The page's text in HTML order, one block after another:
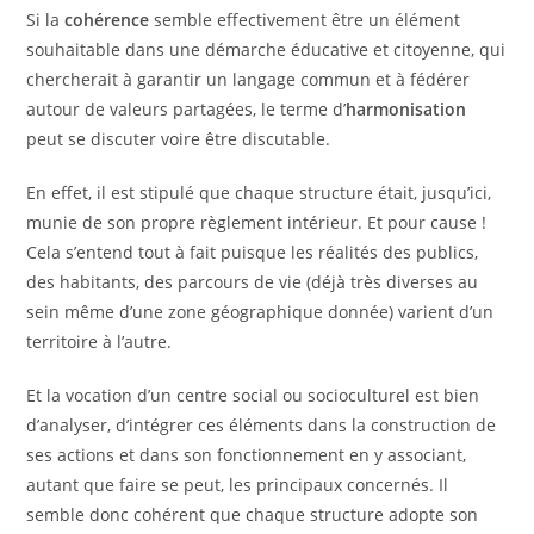
Si lacohérence semble effectivement être un élément
souhaitable dans une démarche éducative et citoyenne, qui
chercherait à garantir un langage commun et à fédérer
autour de valeurs partagées, le terme d’harmonisation
peut se discuter voire être discutable.
En effet, il est stipulé que chaque structure était, jusqu’ici,
munie de son propre règlement intérieur. Et pour cause !
Cela s’entend tout à fait puisque les réalités des publics,
des habitants, des parcours de vie (déjà très diverses au
sein même d’une zone géographique donnée) varient d’un
territoire à l’autre.
Et la vocation d’un centre social ou socioculturel est bien
d’analyser, d’intégrer ces éléments dans la construction de
ses actions et dans son fonctionnement en y associant,
autant que faire se peut, les principaux concernés. Il
semble donc cohérent que chaque structure adopte son